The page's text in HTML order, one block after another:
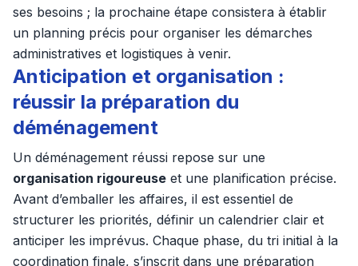
ses besoins ; la prochaine étape consistera à établir
un planning précis pour organiser les démarches
administratives et logistiques à venir.
Anticipation et organisation :
réussir la préparation du
déménagement
Un déménagement réussi repose sur une
organisation rigoureuse et une planification précise.
Avant d’emballer les affaires, il est essentiel de
structurer les priorités, définir un calendrier clair et
anticiper les imprévus. Chaque phase, du tri initial à la
coordination finale, s’inscrit dans une préparation